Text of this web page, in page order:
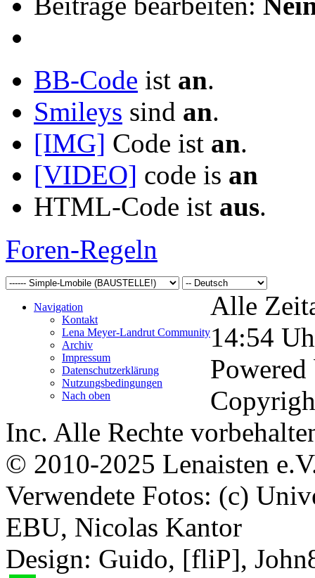
BB-Code ist an.
Smileys sind an.
[IMG] Code ist an.
[VIDEO] code is an
HTML-Code ist aus.
Foren-Regeln
Navigation
Kontakt
Lena Meyer-Landrut Community
Archiv
Impressum
Datenschutzerklärung
Nutzungsbedingungen
Nach oben
Alle
14:54
Inc. Alle Rechte
© 2010-2025 Lenaisten
Verwendete Fotos: (c)
EBU, Nicolas Kantor
Design: Guido, [fliP],